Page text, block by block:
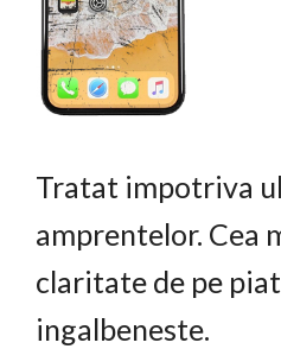
Tratat impotriva
amprentelor. Cea
claritate de pe
ingalbeneste.